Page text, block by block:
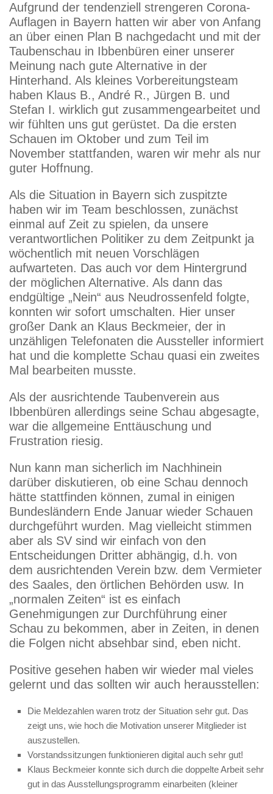
Aufgrund der tendenziell strengeren Corona-
Auflagen in Bayern hatten wir aber von Anfang
an über einen Plan B nachgedacht und mit der
Taubenschau in Ibbenbüren einer unserer
Meinung nach gute Alternative in der
Hinterhand. Als kleines Vorbereitungsteam
haben Klaus B., André R., Jürgen B. und
Stefan I. wirklich gut zusammengearbeitet und
wir fühlten uns gut gerüstet. Da die ersten
Schauen im Oktober und zum Teil im
November stattfanden, waren wir mehr als nur
guter Hoffnung.
Als die Situation in Bayern sich zuspitzte
haben wir im Team beschlossen, zunächst
einmal auf Zeit zu spielen, da unsere
verantwortlichen Politiker zu dem Zeitpunkt ja
wöchentlich mit neuen Vorschlägen
aufwarteten. Das auch vor dem Hintergrund
der möglichen Alternative. Als dann das
endgültige „Nein“ aus Neudrossenfeld folgte,
konnten wir sofort umschalten. Hier unser
großer Dank an Klaus Beckmeier, der in
unzähligen Telefonaten die Aussteller informiert
hat und die komplette Schau quasi ein zweites
Mal bearbeiten musste.
Als der ausrichtende Taubenverein aus
Ibbenbüren allerdings seine Schau abgesagte,
war die allgemeine Enttäuschung und
Frustration riesig.
Nun kann man sicherlich im Nachhinein
darüber diskutieren, ob eine Schau dennoch
hätte stattfinden können, zumal in einigen
Bundesländern Ende Januar wieder Schauen
durchgeführt wurden. Mag vielleicht stimmen
aber als SV sind wir einfach von den
Entscheidungen Dritter abhängig, d.h. von
dem ausrichtenden Verein bzw. dem Vermieter
des Saales, den örtlichen Behörden usw. In
„normalen Zeiten“ ist es einfach
Genehmigungen zur Durchführung einer
Schau zu bekommen, aber in Zeiten, in denen
die Folgen nicht absehbar sind, eben nicht.
Positive gesehen haben wir wieder mal vieles
gelernt und das sollten wir auch herausstellen:
Die Meldezahlen waren trotz der Situation sehr gut. Das
zeigt uns, wie hoch die Motivation unserer Mitglieder ist
auszustellen.
Vorstandssitzungen funktionieren digital auch sehr gut!
Klaus Beckmeier konnte sich durch die doppelte Arbeit sehr
gut in das Ausstellungsprogramm einarbeiten (kleiner